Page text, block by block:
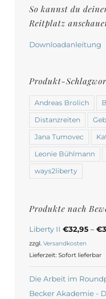
So kannst du
Reitplatz
Downloadanleitung
Produkt-
Andreas Brolich
Distanzreiten
Jana Tumovec
Leonie Bühlmann
ways2liberty
Produkte nach
Liberty II €32,95 – €
zzgl. Versandkosten
Lieferzeit: Sofort lieferbar
Die Arbeit im
Becker Akademie -